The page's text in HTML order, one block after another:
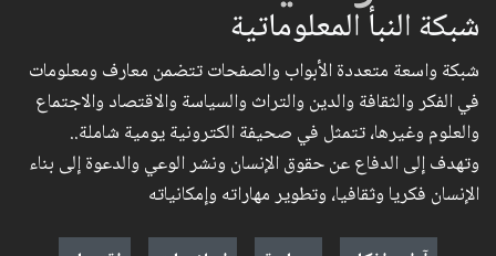
شبكة النبأ المعلوماتية
شبكة واسعة متعددة الأبواب والصفحات تتضمن معارف ومعلومات
في الفكر والثقافة والدين والتراث والسياسة والاقتصاد والاجتماع
والعلوم وغيرها، تتمثل في صحيفة الكترونية يومية شاملة..
وتهدف إلى الدفاع عن حقوق الإنسان ونشر الوعي والدعوة إلى بناء
الإنسان فكريا وثقافيا، وتطوير مهاراته وإمكانياته